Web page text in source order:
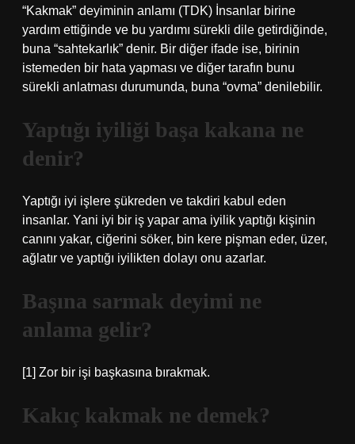
“Kakmak” deyiminin anlamı (TDK) İnsanlar birine
yardım ettiğinde ve bu yardımı sürekli dile getirdiğinde,
buna “sahtekarlık” denir. Bir diğer ifade ise, birinin
istemeden bir hata yapması ve diğer tarafın bunu
sürekli anlatması durumunda, buna “ovma” denilebilir.
Yaptığı iyiliği başa kakana ne
denir?
Yaptığı iyi işlere şükreden ve takdiri kabul eden
insanlar. Yani iyi bir iş yapar ama iyilik yaptığı kişinin
canını yakar, ciğerini söker, bin kere pişman eder, üzer,
ağlatır ve yaptığı iyilikten dolayı onu azarlar.
Başına sarmak deyimi ne
anlama gelir?
[1] Zor bir işi başkasına bırakmak.
Kakıç kakmak ne demek?